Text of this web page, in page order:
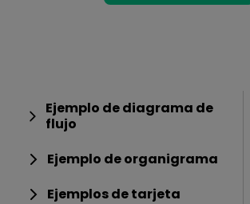
Ejemplo de diagrama de
flujo
Ejemplo de organigrama
Ejemplos de tarjeta